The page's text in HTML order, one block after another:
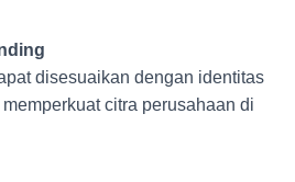
disesuaikan dengan identitas
citra perusahaan di